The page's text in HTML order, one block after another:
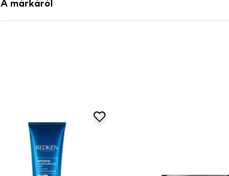
A márkáról